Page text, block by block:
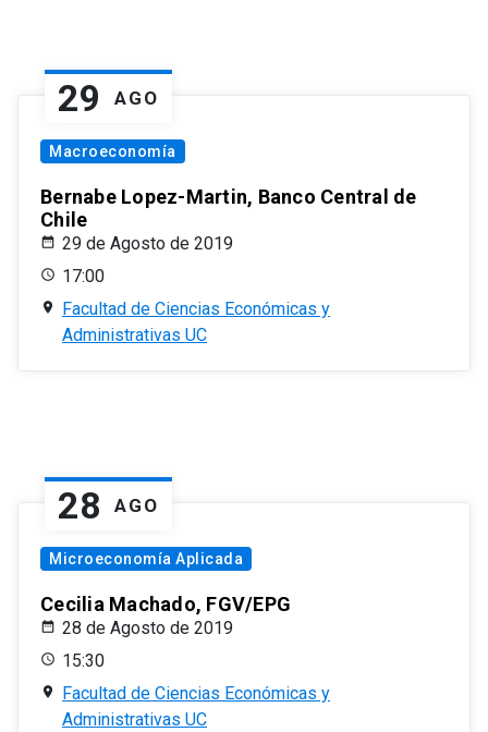
29 AGO
Macroeconomía
Bernabe Lopez-Martin, Banco Central de
Chile
29 de Agosto de 2019
17:00
Facultad de Ciencias Económicas y
Administrativas UC
28 AGO
Microeconomía Aplicada
Cecilia Machado, FGV/EPG
28 de Agosto de 2019
15:30
Facultad de Ciencias Económicas y
Administrativas UC